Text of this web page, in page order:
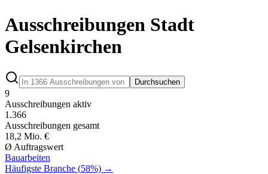
Ausschreibungen Stadt
Gelsenkirchen
Durchsuchen
9
Ausschreibungen aktiv
1.366
Ausschreibungen gesamt
18,2 Mio. €
Ø Auftragswert
Bauarbeiten
Häufigste Branche (58%) →